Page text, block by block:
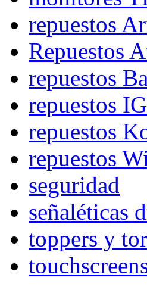
repuestos
Repuestos
repuestos
repuestos
repuestos
repuestos
seguridad
señaléticas
toppers y